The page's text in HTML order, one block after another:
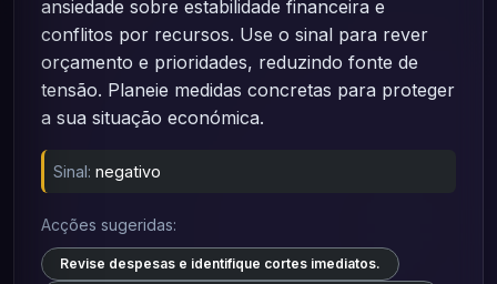
ansiedade sobre estabilidade financeira e
conflitos por recursos. Use o sinal para rever
orçamento e prioridades, reduzindo fonte de
tensão. Planeie medidas concretas para proteger
a sua situação económica.
Sinal: negativo
Acções sugeridas:
Revise despesas e identifique cortes imediatos.